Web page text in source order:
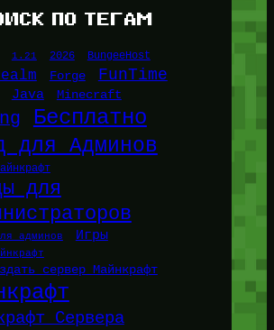
ПО ТЕГАМ
1.21 2026 BungeeHost
Forge FunTime
Java Minecraft
Бесплатно
для Админов
для
админов Игры
сервер Майнкрафт
Сервера